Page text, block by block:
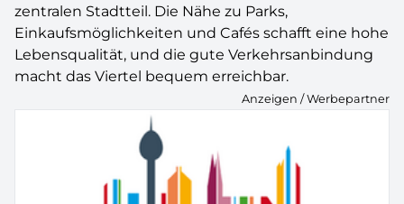
zentralen Stadtteil. Die Nähe zu Parks,
Einkaufsmöglichkeiten und Cafés schafft eine hohe
Lebensqualität, und die gute Verkehrsanbindung
macht das Viertel bequem erreichbar.
Anzeigen / Werbepartner